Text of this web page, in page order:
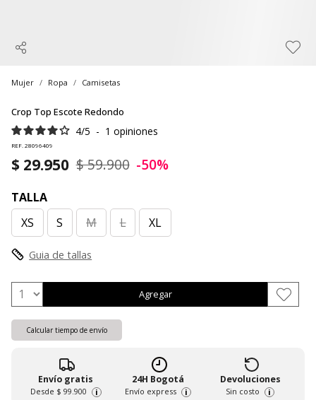
Mujer Ropa Camisetas
Crop Top Escote Redondo
4/5 - 1 opiniones
REF. 28096409
$ 29.950 $ 59.900 -50%
TALLA
XS
S M L XL
Guia de tallas
Agregar
Calcular tiempo de envío
Envío gratis
Desde $ 99.900 i
24H Bogotá
Envío express i
Devoluciones
Sin costo i